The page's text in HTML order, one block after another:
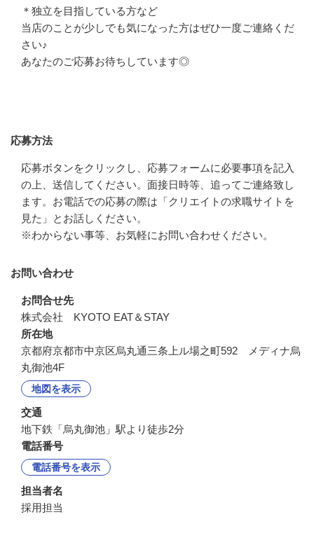
＊独立を目指している方など
当店のことが少しでも気になった方はぜひ一度ご連絡くだ
さい♪
あなたのご応募お待ちしています◎
応募方法
応募ボタンをクリックし、応募フォームに必要事項を記入
の上、送信してください。面接日時等、追ってご連絡致し
ます。お電話での応募の際は「クリエイトの求職サイトを
見た」とお話しください。
※わからない事等、お気軽にお問い合わせください。
お問い合わせ
お問合せ先
株式会社　KYOTO EAT＆STAY
所在地
京都府京都市中京区烏丸通三条上ル場之町592 メディナ烏
丸御池4F
地図を表示
交通
地下鉄「烏丸御池」駅より徒歩2分
電話番号
電話番号を表示
担当者名
採用担当